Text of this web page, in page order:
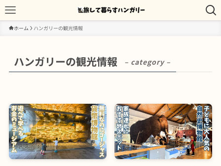
ホーム ハンガリーの観光情報
ハンガリーの観光情報 – category –